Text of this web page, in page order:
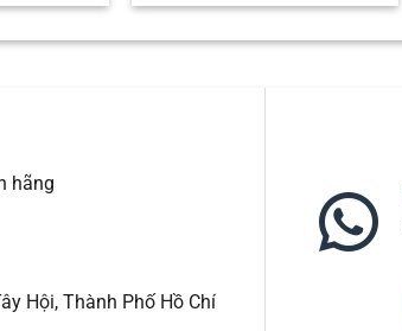
hãng
Hội, Thành Phố Hồ Chí